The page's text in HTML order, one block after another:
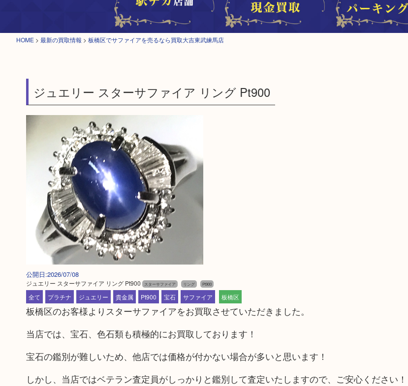
HOME > 最新の買取情報 > 板橋区でサファイアを売るなら買取大吉東武練馬店
ジュエリー スターサファイア リング Pt900
公開日:2026/07/08
ジュエリー スターサファイア リング Pt900 スターサファイア リング Pt900
全て プラチナ ジュエリー 貴金属 Pt900 宝石 サファイア 板橋区
板橋区のお客様よりスターサファイアをお買取させていただきました。
当店では、宝石、色石類も積極的にお買取しております！
宝石の鑑別が難しいため、他店では価格が付かない場合が多いと思います！
しかし、当店ではベテラン査定員がしっかりと鑑別して査定いたしますので、ご安心ください！